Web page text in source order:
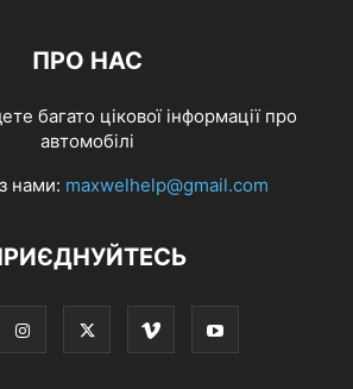
ПРО НАС
багато цікової інформації про
автомобілі
нами: maxwelhelp@gmail.com